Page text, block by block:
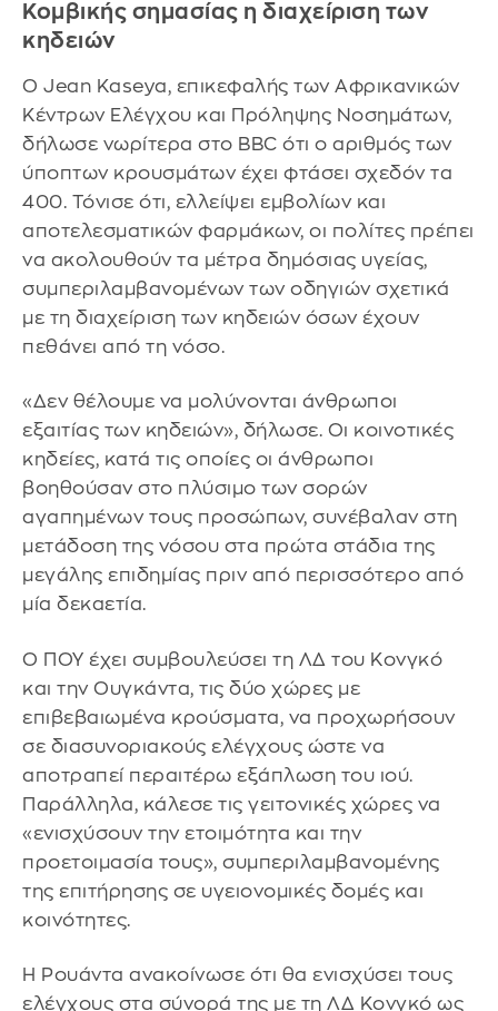
Κομβικής σημασίας η διαχείριση των
κηδειών
Ο Jean Kaseya, επικεφαλής των Αφρικανικών
Κέντρων Ελέγχου και Πρόληψης Νοσημάτων,
δήλωσε νωρίτερα στο BBC ότι ο αριθμός των
ύποπτων κρουσμάτων έχει φτάσει σχεδόν τα
400. Τόνισε ότι, ελλείψει εμβολίων και
αποτελεσματικών φαρμάκων, οι πολίτες πρέπει
να ακολουθούν τα μέτρα δημόσιας υγείας,
συμπεριλαμβανομένων των οδηγιών σχετικά
με τη διαχείριση των κηδειών όσων έχουν
πεθάνει από τη νόσο.
«Δεν θέλουμε να μολύνονται άνθρωποι
εξαιτίας των κηδειών», δήλωσε. Οι κοινοτικές
κηδείες, κατά τις οποίες οι άνθρωποι
βοηθούσαν στο πλύσιμο των σορών
αγαπημένων τους προσώπων, συνέβαλαν στη
μετάδοση της νόσου στα πρώτα στάδια της
μεγάλης επιδημίας πριν από περισσότερο από
μία δεκαετία.
Ο ΠΟΥ έχει συμβουλεύσει τη ΛΔ του Κονγκό
και την Ουγκάντα, τις δύο χώρες με
επιβεβαιωμένα κρούσματα, να προχωρήσουν
σε διασυνοριακούς ελέγχους ώστε να
αποτραπεί περαιτέρω εξάπλωση του ιού.
Παράλληλα, κάλεσε τις γειτονικές χώρες να
«ενισχύσουν την ετοιμότητα και την
προετοιμασία τους», συμπεριλαμβανομένης
της επιτήρησης σε υγειονομικές δομές και
κοινότητες.
Η Ρουάντα ανακοίνωσε ότι θα ενισχύσει τους
ελέγχους στα σύνορά της με τη ΛΔ Κονγκό ως